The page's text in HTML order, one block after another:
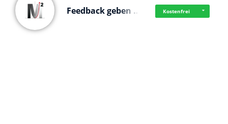
Feedback geben … Kostenfrei